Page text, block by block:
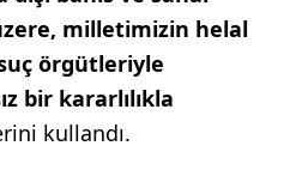
milletimizin helal
örgütleriyle
bir kararlılıkla
kullandı.